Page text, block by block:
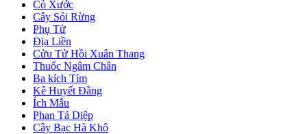
Cỏ Xước
Cây Sói Rừng
Phụ Tử
Địa Liền
Cửu Tử Hồi Xuân Thang
Thuốc Ngâm Chân
Ba kích Tím
Kê Huyết Đằng
Ích Mẫu
Phan Tả Diệp
Cây Bạc Hà Khô